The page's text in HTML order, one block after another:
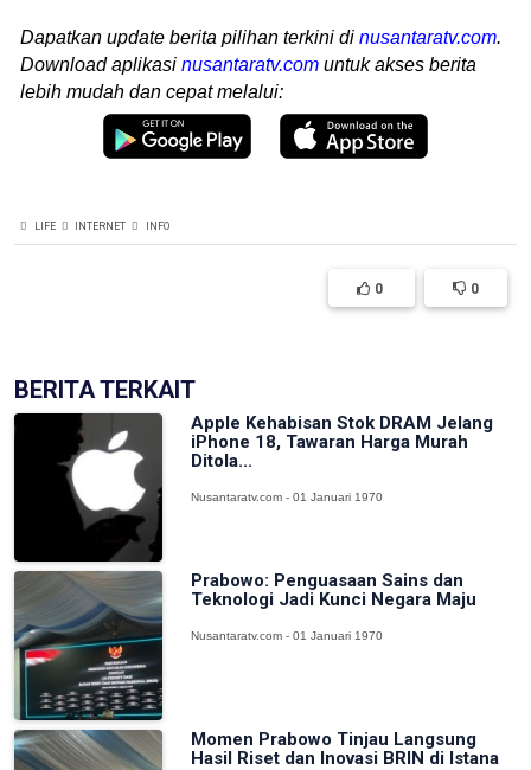
Dapatkan update berita pilihan terkini di nusantaratv.com.
Download aplikasi nusantaratv.com untuk akses berita
lebih mudah dan cepat melalui:
LIFE INTERNET INFO
0 0
BERITA TERKAIT
Apple Kehabisan Stok DRAM Jelang
iPhone 18, Tawaran Harga Murah
Ditola...
Nusantaratv.com - 01 Januari 1970
Prabowo: Penguasaan Sains dan
Teknologi Jadi Kunci Negara Maju
Nusantaratv.com - 01 Januari 1970
Momen Prabowo Tinjau Langsung
Hasil Riset dan Inovasi BRIN di Istana